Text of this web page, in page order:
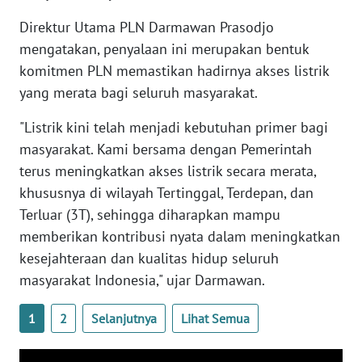
Direktur Utama PLN Darmawan Prasodjo
mengatakan, penyalaan ini merupakan bentuk
komitmen PLN memastikan hadirnya akses listrik
yang merata bagi seluruh masyarakat.
"Listrik kini telah menjadi kebutuhan primer bagi
masyarakat. Kami bersama dengan Pemerintah
terus meningkatkan akses listrik secara merata,
khususnya di wilayah Tertinggal, Terdepan, dan
Terluar (3T), sehingga diharapkan mampu
memberikan kontribusi nyata dalam meningkatkan
kesejahteraan dan kualitas hidup seluruh
masyarakat Indonesia," ujar Darmawan.
1 2 Selanjutnya Lihat Semua
WN
JATENG
NUSANTARA
WN
JOGJA
JATIM
WN
BALI